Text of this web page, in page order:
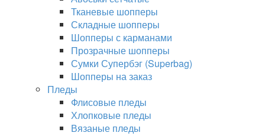
Тканевые шопперы
Складные шопперы
Шопперы с карманами
Прозрачные шопперы
Сумки Супербэг (Superbag)
Шопперы на заказ
Пледы
Флисовые пледы
Хлопковые пледы
Вязаные пледы